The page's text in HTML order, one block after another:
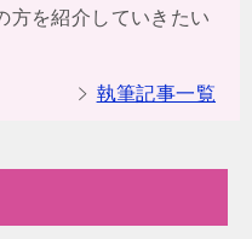
方を紹介していきたい
執筆記事一覧